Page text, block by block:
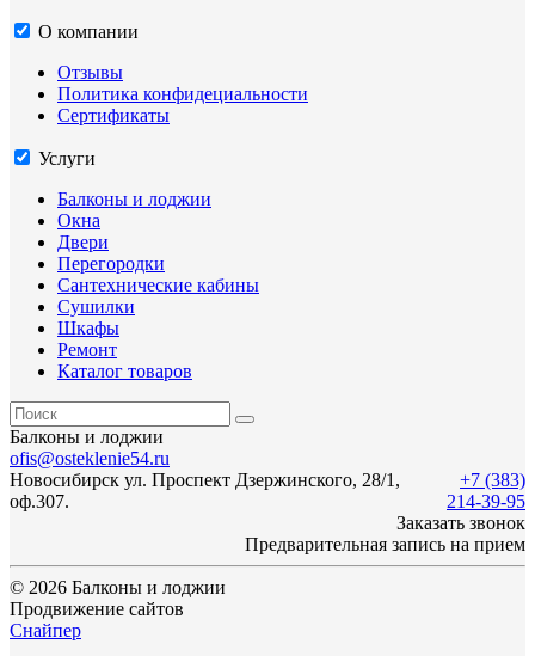
О компании
Отзывы
Политика конфидециальности
Сертификаты
Услуги
Балконы и лоджии
Окна
Двери
Перегородки
Сантехнические кабины
Сушилки
Шкафы
Ремонт
Каталог товаров
Балконы и лоджии
ofis@osteklenie54.ru
Новосибирск ул. Проспект Дзержинского, 28/1 ,
оф.307.
+7 (383)
214-39-95
Заказать звонок
Предварительная запись на прием
© 2026 Балконы и лоджии
Продвижение сайтов
Снайпер